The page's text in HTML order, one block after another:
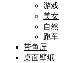
游戏
美女
自然
跑车
带鱼屏
桌面壁纸